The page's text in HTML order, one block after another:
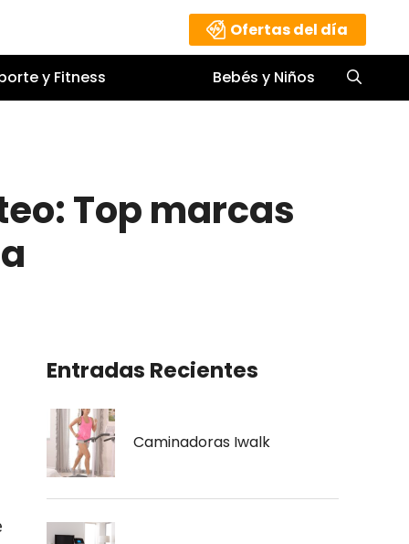
Ofertas del día
y Fitness Bebés y Niños
Top marcas
Entradas Recientes
Caminadoras Iwalk